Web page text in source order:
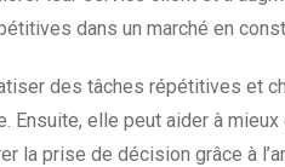
dans un marché en
des tâches répétitives et
elle peut aider à
la prise de décision grâce à